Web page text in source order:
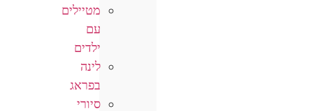
מטיילים
עם
ילדים
לינה
בפראג
סיורי